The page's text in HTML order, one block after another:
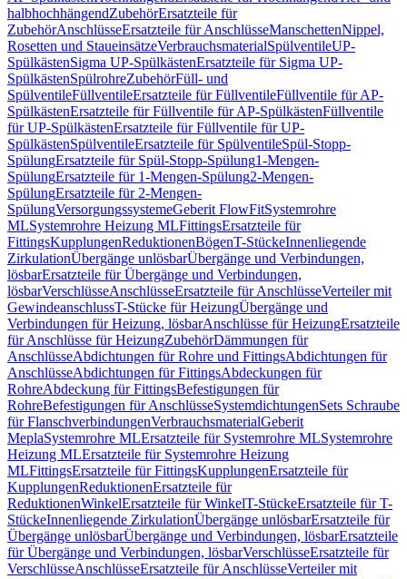
halbhochhängendZubehörErsatzteile für
ZubehörAnschlüsseErsatzteile für AnschlüsseManschettenNippel,
Rosetten und StaueinsätzeVerbrauchsmaterialSpülventileUP-
SpülkästenSigma UP-SpülkästenErsatzteile für Sigma UP-
SpülkästenSpülrohreZubehörFüll- und
SpülventileFüllventileErsatzteile für FüllventileFüllventile für AP-
SpülkästenErsatzteile für Füllventile für AP-SpülkästenFüllventile
für UP-SpülkästenErsatzteile für Füllventile für UP-
SpülkästenSpülventileErsatzteile für SpülventileSpül-Stopp-
SpülungErsatzteile für Spül-Stopp-Spülung1-Mengen-
SpülungErsatzteile für 1-Mengen-Spülung2-Mengen-
SpülungErsatzteile für 2-Mengen-
SpülungVersorgungssystemeGeberit FlowFitSystemrohre
MLSystemrohre Heizung MLFittingsErsatzteile für
FittingsKupplungenReduktionenBögenT-StückeInnenliegende
ZirkulationÜbergänge unlösbarÜbergänge und Verbindungen,
lösbarErsatzteile für Übergänge und Verbindungen,
lösbarVerschlüsseAnschlüsseErsatzteile für AnschlüsseVerteiler mit
GewindeanschlussT-Stücke für HeizungÜbergänge und
Verbindungen für Heizung, lösbarAnschlüsse für HeizungErsatzteile
für Anschlüsse für HeizungZubehörDämmungen für
AnschlüsseAbdichtungen für Rohre und FittingsAbdichtungen für
AnschlüsseAbdichtungen für FittingsAbdeckungen für
RohreAbdeckung für FittingsBefestigungen für
RohreBefestigungen für AnschlüsseSystemdichtungenSets Schraube
für FlanschverbindungenVerbrauchsmaterialGeberit
MeplaSystemrohre MLErsatzteile für Systemrohre MLSystemrohre
Heizung MLErsatzteile für Systemrohre Heizung
MLFittingsErsatzteile für FittingsKupplungenErsatzteile für
KupplungenReduktionenErsatzteile für
ReduktionenWinkelErsatzteile für WinkelT-StückeErsatzteile für T-
StückeInnenliegende ZirkulationÜbergänge unlösbarErsatzteile für
Übergänge unlösbarÜbergänge und Verbindungen, lösbarErsatzteile
für Übergänge und Verbindungen, lösbarVerschlüsseErsatzteile für
VerschlüsseAnschlüsseErsatzteile für AnschlüsseVerteiler mit